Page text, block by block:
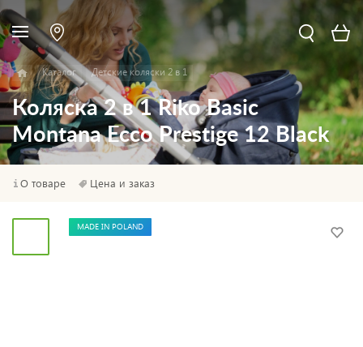
Каталог Детские коляски 2 в 1
Коляска 2 в 1 Riko Basic
Montana Ecco Prestige 12 Black
О товаре Цена и заказ
MADE IN POLAND